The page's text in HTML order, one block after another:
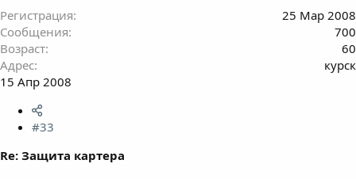
Регистрация
25 Мар 2008
Сообщения
700
Возраст
60
Адрес
курск
15 Апр 2008
#33
Re: Защита картера